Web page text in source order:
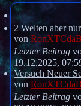
2 Welten aber
von
Letzter Beitrag
19.12.2025,
Versuch Neuer
von
Letzter Beitrag